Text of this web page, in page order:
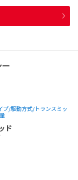
プ/駆動方式/トランスミッ
ド